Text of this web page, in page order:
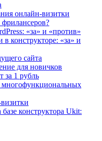
онлайн-визитки
фрилансеров?
«за» и «против»
конструкторе: «за» и
сайта
для новичков
за 1 рубль
конструктора Ukit: